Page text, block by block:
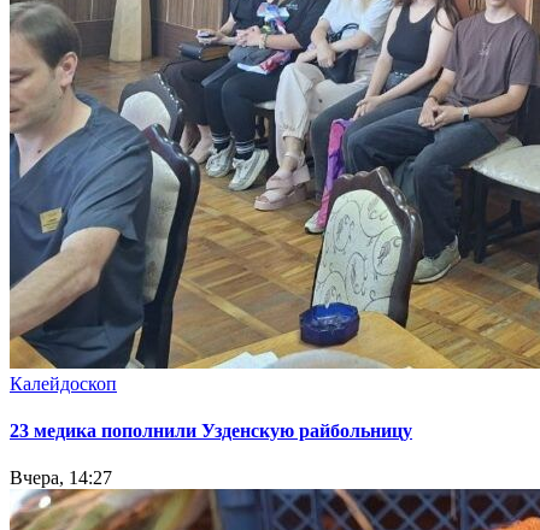
Калейдоскоп
23 медика пополнили Узденскую райбольницу
Вчера, 14:27